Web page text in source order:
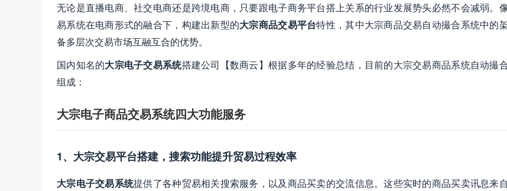
无论是直播电商、社交电商还是跨境电商，只要跟电子商务平台搭上关系的行业发展势头必然不会减弱。
易系统在电商形式的融合下，构建出新型的大宗商品交易平台特性，其中大宗商品交易自动撮合系统中的
备多层次交易市场互融互合的优势。
国内知名的大宗电子交易系统搭建公司【数商云】根据多年的经验总结，目前的大宗交易商品系统自动撮
组成：
大宗电子商品交易系统四大功能服务
1、大宗交易平台搭建，搜索功能提升贸易过程效率
大宗电子交易系统提供了各种贸易相关搜索服务，以及商品买卖的交流信息。这些实时的商品买卖讯息来